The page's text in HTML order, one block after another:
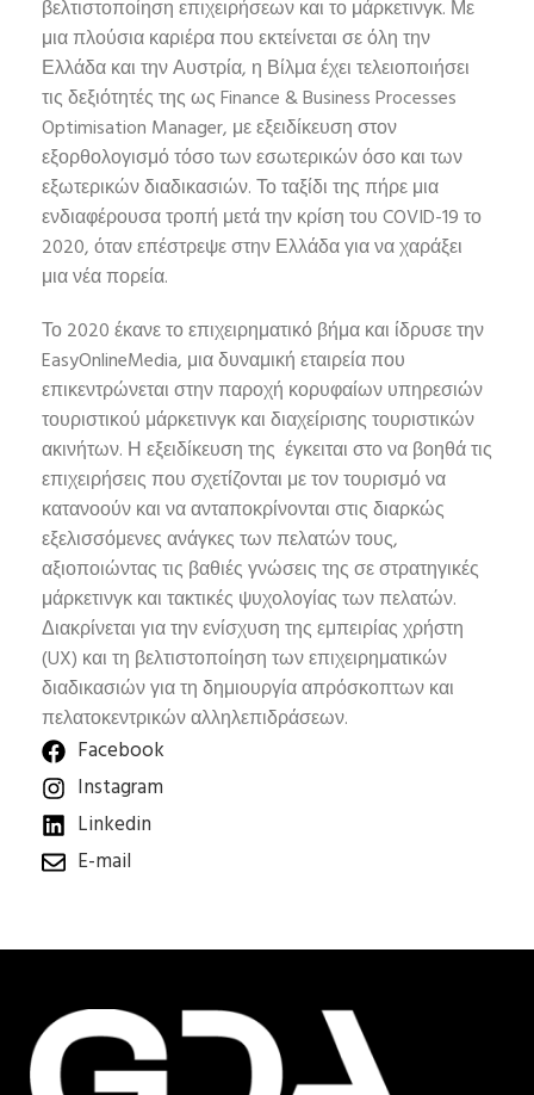
βελτιστοποίηση επιχειρήσεων και το μάρκετινγκ. Με
μια πλούσια καριέρα που εκτείνεται σε όλη την
Ελλάδα και την Αυστρία, η Βίλμα έχει τελειοποιήσει
τις δεξιότητές της ως Finance & Business Processes
Optimisation Manager, με εξειδίκευση στον
εξορθολογισμό τόσο των εσωτερικών όσο και των
εξωτερικών διαδικασιών. Το ταξίδι της πήρε μια
ενδιαφέρουσα τροπή μετά την κρίση του COVID-19 το
2020, όταν επέστρεψε στην Ελλάδα για να χαράξει
μια νέα πορεία.
Το 2020 έκανε το επιχειρηματικό βήμα και ίδρυσε την
EasyOnlineMedia, μια δυναμική εταιρεία που
επικεντρώνεται στην παροχή κορυφαίων υπηρεσιών
τουριστικού μάρκετινγκ και διαχείρισης τουριστικών
ακινήτων. Η εξειδίκευση της έγκειται στο να βοηθά τις
επιχειρήσεις που σχετίζονται με τον τουρισμό να
κατανοούν και να ανταποκρίνονται στις διαρκώς
εξελισσόμενες ανάγκες των πελατών τους,
αξιοποιώντας τις βαθιές γνώσεις της σε στρατηγικές
μάρκετινγκ και τακτικές ψυχολογίας των πελατών.
Διακρίνεται για την ενίσχυση της εμπειρίας χρήστη
(UX) και τη βελτιστοποίηση των επιχειρηματικών
διαδικασιών για τη δημιουργία απρόσκοπτων και
πελατοκεντρικών αλληλεπιδράσεων.
Facebook
Instagram
Linkedin
E-mail